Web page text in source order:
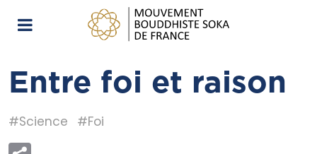
Entre foi et raison
#Science #Foi